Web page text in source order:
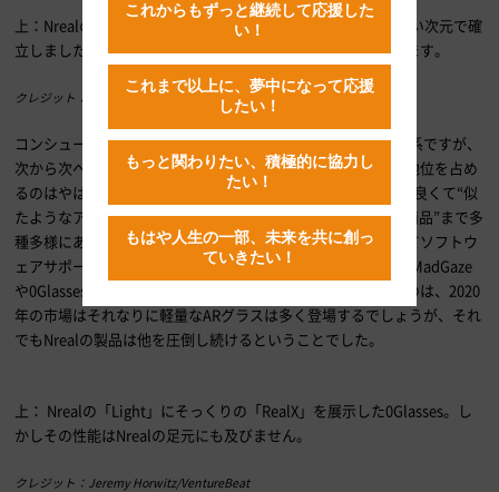
上： Nrealの「 Light 」ARグラスはデザインと性能の双方を高い次元で確
立しました。これに追いつこうと競合他社も開発を進めています。
クレジット：Jeremy Horwitz/VentureBeat
コンシューマー向けAR製品を開発している企業の多くは中国系ですが、
次から次へと市場に登場するこうした製品の中でもベストの地位を占め
るのはやはり
」でしょう。まず
があり、良くて“似
たようなアイデア”に基づくものから、悪いものでは“コピー商品”まで多
種多様にありますが、デザイン、装着感、視覚的性能、そしてソフトウ
ェアサポートまで全てが揃っているのは「Light
MadGaze
や0Glasses など他ブランドの類似品を色々試してみて感じたのは、 2020
年の市場はそれなりに軽量なARグラスは多く登場するでしょうが、それ
でもNrealの製品は他を圧倒し続けるということでした。
上： Nrealの「Light」にそっくりの「RealX」を展示した0Glasses。し
かしその性能はNrealの足元にも及びません。
クレジット：Jeremy Horwitz/VentureBeat
これからもずっと継続して応援した
い！
これまで以上に、夢中になって応援
したい！
もっと関わりたい、積極的に協力し
たい！
もはや人生の一部、未来を共に創っ
ていきたい！